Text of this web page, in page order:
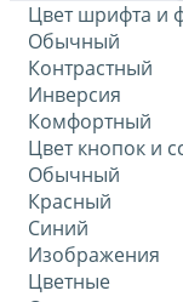
Цвет шрифта и
Обычный
Контрастный
Инверсия
Комфортный
Цвет кнопок и
Обычный
Красный
Синий
Изображения
Цветные